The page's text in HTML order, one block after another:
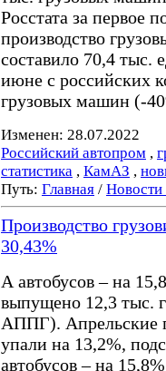
Росстата за первое
производство
составило 70,4
июне с российских
грузовых машин (-
Изменен: 28.07.2022
Российский автопром ,
статистика , КамАЗ ,
Путь: Главная /
Производство
30,43%
А автобусов – на
выпущено 12,3 тыс.
АППГ). Апрельские
упали на 13,2%,
автобусов – на